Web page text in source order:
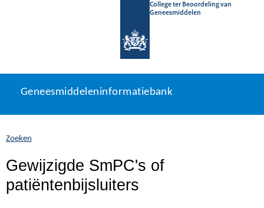
College ter Beoordeling van
Geneesmiddelen
naar
Geneesmiddeleninformatiebank
U
zich
hier:
Geneesmiddeleninformatiebank
Zoeken
Gewijzigde SmPC's of
patiëntenbijsluiters